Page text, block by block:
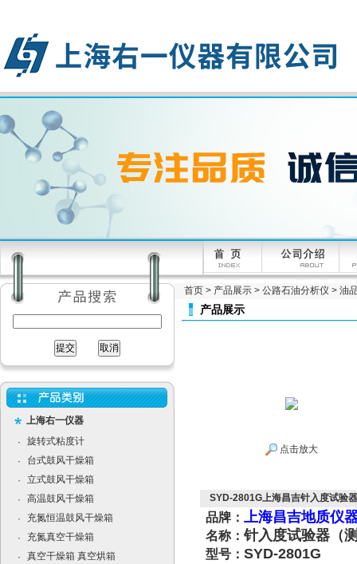
上海右一仪器
·
旋转式粘度计
·
台式鼓风干燥箱
·
立式鼓风干燥箱
·
高温鼓风干燥箱
·
充氮恒温鼓风干燥箱
·
充氮真空干燥箱
·
真空干燥箱 真空烘箱
首页 > 产品展示 > 公路石油分析仪 > 油
产品展示
点击放大
SYD-2801G上海昌吉针入度试验
品牌： 上海昌吉地质仪
名称：针入度试验器（
型号： SYD-2801G